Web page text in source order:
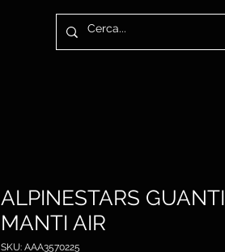
ALPINESTARS GUANTI
MANTI AIR
SKU: AAA3570225